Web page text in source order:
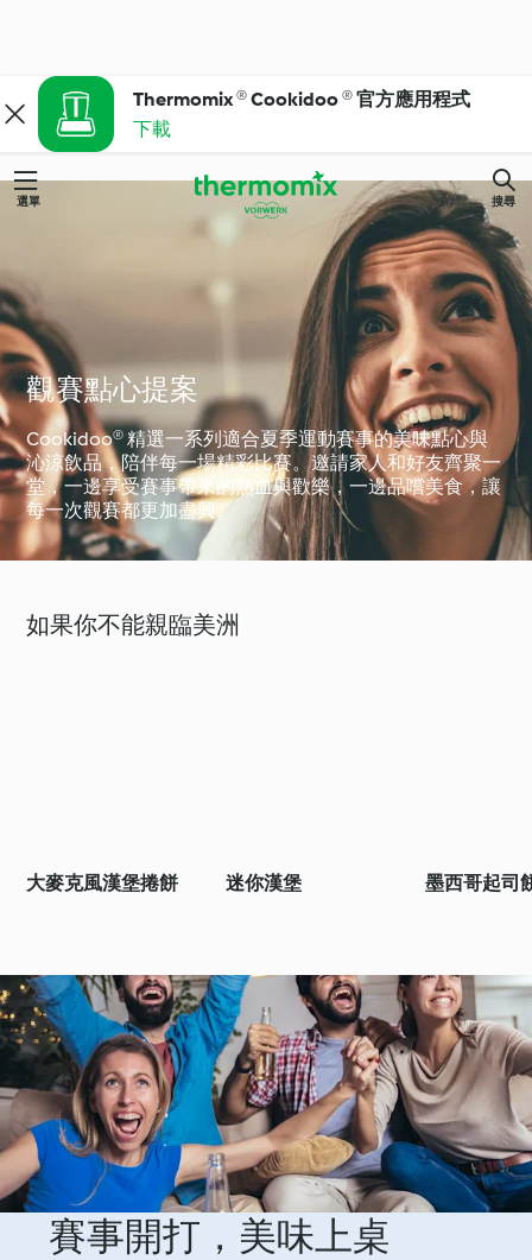
Thermomix ® Cookidoo ® 官方應用程式
下載
選單 搜尋
觀賽點心提案
Cookidoo® 精選一系列適合夏季運動賽事的美味點心與
沁涼飲品，陪伴每一場精彩比賽。邀請家人和好友齊聚一
堂，一邊享受賽事帶來的熱血與歡樂，一邊品嚐美食，讓
每一次觀賽都更加盡興。
如果你不能親臨美洲
大麥克風漢堡捲餅 迷你漢堡 墨西哥起司
賽事開打，美味上桌